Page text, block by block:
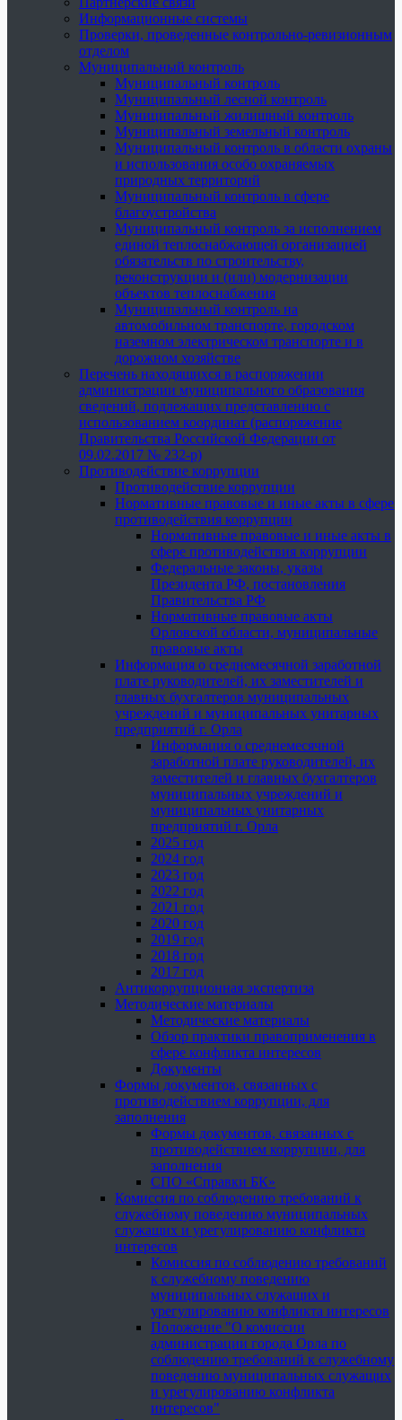
Информационные системы
Проверки, проведенные контрольно-ревизионным
отделом
Муниципальный контроль
Муниципальный контроль
Муниципальный лесной контроль
Муниципальный жилищный контроль
Муниципальный земельный контроль
Муниципальный контроль в области охраны
и использования особо охраняемых
природных территорий
Муниципальный контроль в сфере
благоустройства
Муниципальный контроль за исполнением
единой теплоснабжающей организацией
обязательств по строительству,
реконструкции и (или) модернизации
объектов теплоснабжения
Муниципальный контроль на
автомобильном транспорте, городском
наземном электрическом транспорте и в
дорожном хозяйстве
Перечень находящихся в распоряжении
администрации муниципального образования
сведений, подлежащих представлению с
использованием координат (распоряжение
Правительства Российской Федерации от
09.02.2017 № 232-р)
Противодействие коррупции
Противодействие коррупции
Нормативные правовые и иные акты в сфере
противодействия коррупции
Нормативные правовые и иные акты в
сфере противодействия коррупции
Федеральные законы, указы
Президента РФ, постановления
Правительства РФ
Нормативные правовые акты
Орловской области, муниципальные
правовые акты
Информация о среднемесячной заработной
плате руководителей, их заместителей и
главных бухгалтеров муниципальных
учреждений и муниципальных унитарных
предприятий г. Орла
Информация о среднемесячной
заработной плате руководителей, их
заместителей и главных бухгалтеров
муниципальных учреждений и
муниципальных унитарных
предприятий г. Орла
2025 год
2024 год
2023 год
2022 год
2021 год
2020 год
2019 год
2018 год
2017 год
Антикоррупционная экспертиза
Методические материалы
Методические материалы
Обзор практики правоприменения в
сфере конфликта интересов
Документы
Формы документов, связанных с
противодействием коррупции, для
заполнения
Формы документов, связанных с
противодействием коррупции, для
заполнения
СПО «Справки БК»
Комиссия по соблюдению требований к
служебному поведению муниципальных
служащих и урегулированию конфликта
интересов
Комиссия по соблюдению требований
к служебному поведению
муниципальных служащих и
урегулированию конфликта интересов
Положение "О комиссии
администрации города Орла по
соблюдению требований к служебному
поведению муниципальных служащих
и урегулированию конфликта
интересов"